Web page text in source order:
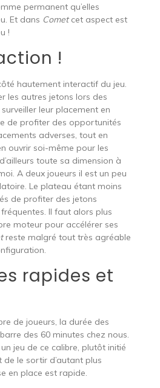
permanent qu’elles
Et dans Cometcet aspect est
!
!
hautement interactif du jeu.
les autres jetons lors des
leur placement en
de profiter des opportunités
adverses, tout en
ouvrir soi-même pour les
toute sa dimension à
A deux joueurs il est un peu
Le plateau étant moins
de profiter des jetons
Il faut alors plus
moteur pour accélérer ses
reste malgré tout très agréable
rapides et
de joueurs, la durée des
des 60 minutes chez nous.
jeu de ce calibre, plutôt initié
le sortir d’autant plus
en place est rapide.